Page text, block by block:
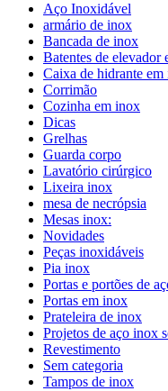
Aço Inoxidável
armário de inox
Bancada de inox
Batentes de elevador
Caixa de hidrante em
Corrimão
Cozinha em inox
Dicas
Grelhas
Guarda corpo
Lavatório cirúrgico
Lixeira inox
mesa de necrópsia
Mesas inox:
Novidades
Peças inoxidáveis
Pia inox
Portas e portões de
Portas em inox
Prateleira de inox
Projetos de aço inox
Revestimento
Sem categoria
Tampos de inox